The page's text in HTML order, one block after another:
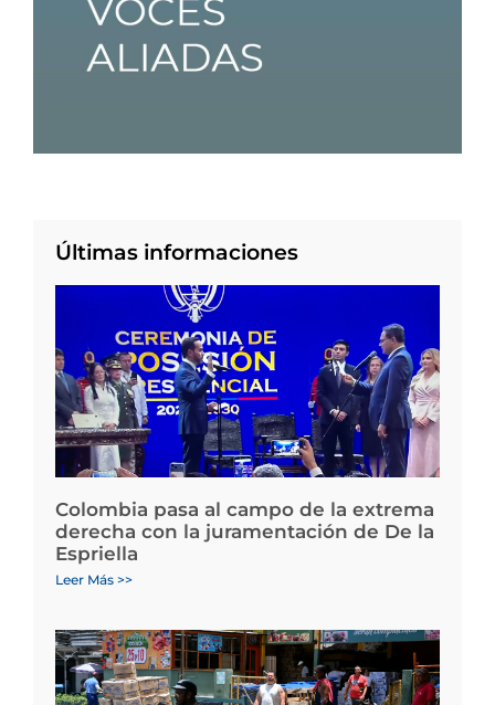
Últimas informaciones
Colombia pasa al campo de la extrema
derecha con la juramentación de De la
Espriella
Leer Más >>